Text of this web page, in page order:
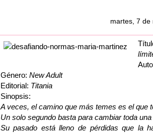
martes, 7 de
Género: New Adult
Editorial: Titania
Sinopsis:
A veces, el camino que más temes es el que
Un solo segundo basta para cambiar toda
Su pasado está lleno de pérdidas que la